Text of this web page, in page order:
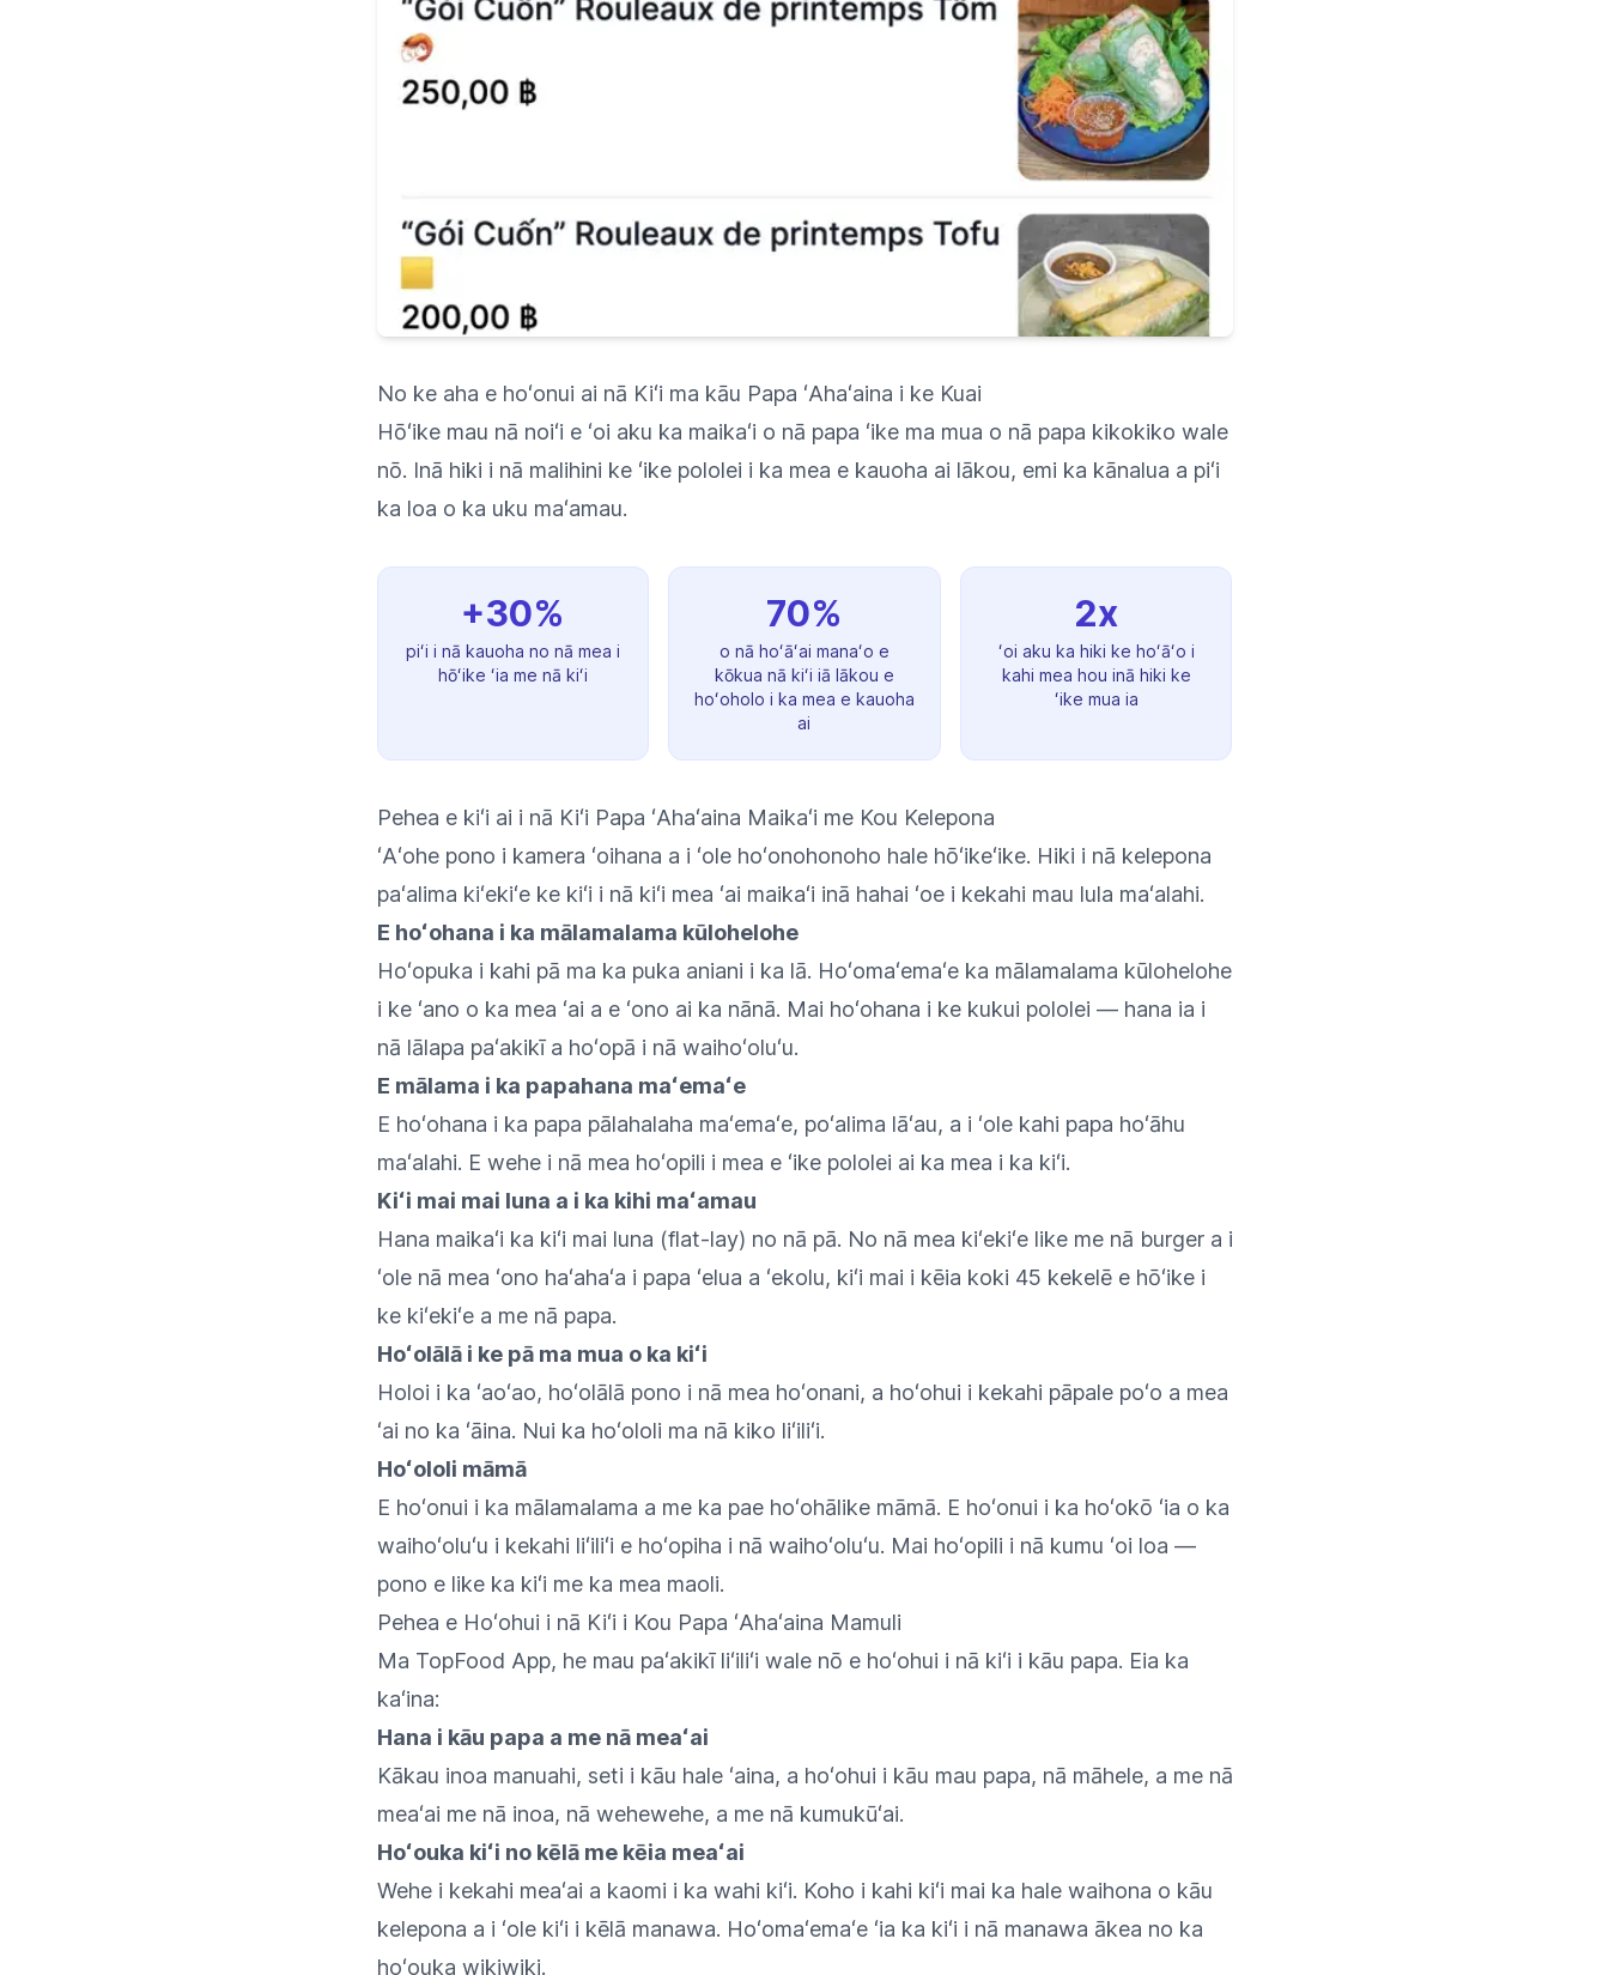
No ke aha e hoʻonui ai nā Kiʻi ma kāu Papa ʻAhaʻaina i ke Kuai
Hōʻike mau nā noiʻi e ʻoi aku ka maikaʻi o nā papa ʻike ma mua o nā papa kikokiko wale
nō. Inā hiki i nā malihini ke ʻike pololei i ka mea e kauoha ai lākou, emi ka kānalua a piʻi
ka loa o ka uku maʻamau.
+30%
piʻi i nā kauoha no nā mea i
hōʻike ʻia me nā kiʻi
70%
o nā hoʻāʻai manaʻo e
kōkua nā kiʻi iā lākou e
hoʻoholo i ka mea e kauoha
ai
2x
ʻoi aku ka hiki ke hoʻāʻo i
kahi mea hou inā hiki ke
ʻike mua ia
Pehea e kiʻi ai i nā Kiʻi Papa ʻAhaʻaina Maikaʻi me Kou Kelepona
ʻAʻohe pono i kamera ʻoihana a i ʻole hoʻonohonoho hale hōʻikeʻike. Hiki i nā kelepona
paʻalima kiʻekiʻe ke kiʻi i nā kiʻi mea ʻai maikaʻi inā hahai ʻoe i kekahi mau lula maʻalahi.
E hoʻohana i ka mālamalama kūlohelohe
Hoʻopuka i kahi pā ma ka puka aniani i ka lā. Hoʻomaʻemaʻe ka mālamalama kūlohelohe
i ke ʻano o ka mea ʻai a e ʻono ai ka nānā. Mai hoʻohana i ke kukui pololei — hana ia i
nā lālapa paʻakikī a hoʻopā i nā waihoʻoluʻu.
E mālama i ka papahana maʻemaʻe
E hoʻohana i ka papa pālahalaha maʻemaʻe, poʻalima lāʻau, a i ʻole kahi papa hoʻāhu
maʻalahi. E wehe i nā mea hoʻopili i mea e ʻike pololei ai ka mea i ka kiʻi.
Kiʻi mai mai luna a i ka kihi maʻamau
Hana maikaʻi ka kiʻi mai luna (flat-lay) no nā pā. No nā mea kiʻekiʻe like me nā burger a i
ʻole nā mea ʻono haʻahaʻa i papa ʻelua a ʻekolu, kiʻi mai i kēia koki 45 kekelē e hōʻike i
ke kiʻekiʻe a me nā papa.
Hoʻolālā i ke pā ma mua o ka kiʻi
Holoi i ka ʻaoʻao, hoʻolālā pono i nā mea hoʻonani, a hoʻohui i kekahi pāpale poʻo a mea
ʻai no ka ʻāina. Nui ka hoʻololi ma nā kiko liʻiliʻi.
Hoʻololi māmā
E hoʻonui i ka mālamalama a me ka pae hoʻohālike māmā. E hoʻonui i ka hoʻokō ʻia o ka
waihoʻoluʻu i kekahi liʻiliʻi e hoʻopiha i nā waihoʻoluʻu. Mai hoʻopili i nā kumu ʻoi loa —
pono e like ka kiʻi me ka mea maoli.
Pehea e Hoʻohui i nā Kiʻi i Kou Papa ʻAhaʻaina Mamuli
Ma TopFood App, he mau paʻakikī liʻiliʻi wale nō e hoʻohui i nā kiʻi i kāu papa. Eia ka
kaʻina:
Hana i kāu papa a me nā meaʻai
Kākau inoa manuahi, seti i kāu hale ʻaina, a hoʻohui i kāu mau papa, nā māhele, a me nā
meaʻai me nā inoa, nā wehewehe, a me nā kumukūʻai.
Hoʻouka kiʻi no kēlā me kēia meaʻai
Wehe i kekahi meaʻai a kaomi i ka wahi kiʻi. Koho i kahi kiʻi mai ka hale waihona o kāu
kelepona a i ʻole kiʻi i kēlā manawa. Hoʻomaʻemaʻe ʻia ka kiʻi i nā manawa ākea no ka
hoʻouka wikiwiki.